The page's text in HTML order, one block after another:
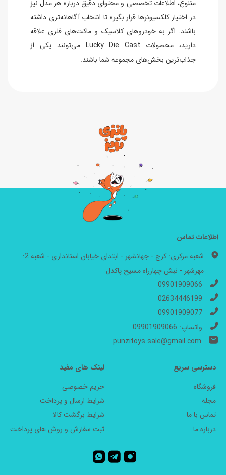
متنوع، اطلاعات تخصصی و محتوای دقیق درباره هر مدل نیز
در اختیار کلکسیونرها قرار بگیره تا انتخاب آگاهانه‌تری داشته
باشند. اگر به خودروهای کلاسیک و ماکت‌های فلزی علاقه
دارید، محصولات Lucky Die Cast می‌تونند یکی از
جذاب‌ترین بخش‌های مجموعه شما باشند.
اطلاعات تماس
شعبه مرکزی: کرج - جهانشهر - ابتدای خیابان استانداری - شعبه 2:
مهرشهر - نبش چهارراه مسیح پاکدل
09901909066
02634446199
09901909077
واتساپ: 09901909066
punzitoys.sale@gmail.com
دسترسی سریع
فروشگاه
مجله
تماس با ما
درباره ما
لینک های مفید
حریم خصوصی
شرایط ارسال و پرداخت
شرایط برگشت کالا
ثبت سفارش و روش های پرداخت